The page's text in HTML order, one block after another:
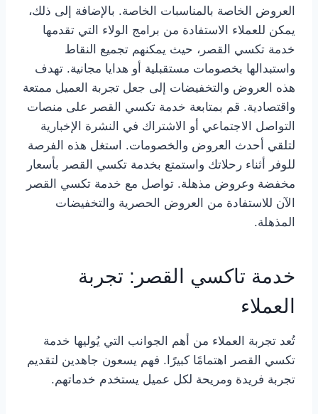
العروض الخاصة بالمناسبات الخاصة. بالإضافة إلى ذلك،
يمكن للعملاء الاستفادة من برامج الولاء التي تقدمها
خدمة تكسي القصر، حيث يمكنهم تجميع النقاط
واستبدالها بخصومات مستقبلية أو هدايا مجانية. تهدف
هذه العروض والتخفيضات إلى جعل تجربة العميل ممتعة
واقتصادية. قم بمتابعة خدمة تكسي القصر على منصات
التواصل الاجتماعي أو الاشتراك في النشرة الإخبارية
لتلقي أحدث العروض والخصومات. استغل هذه الفرصة
للوفر أثناء رحلاتك واستمتع بخدمة تكسي القصر بأسعار
مخفضة وعروض مذهلة. تواصل مع خدمة تكسي القصر
الآن للاستفادة من العروض الحصرية والتخفيضات
المذهلة.
خدمة تاكسي القصر: تجربة
العملاء
تُعد تجربة العملاء من أهم الجوانب التي يُوليها خدمة
تكسي القصر اهتمامًا كبيرًا. فهم يسعون جاهدين لتقديم
تجربة فريدة ومريحة لكل عميل يستخدم خدماتهم.